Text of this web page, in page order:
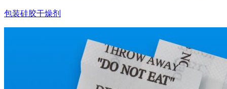
包装硅胶干燥剂